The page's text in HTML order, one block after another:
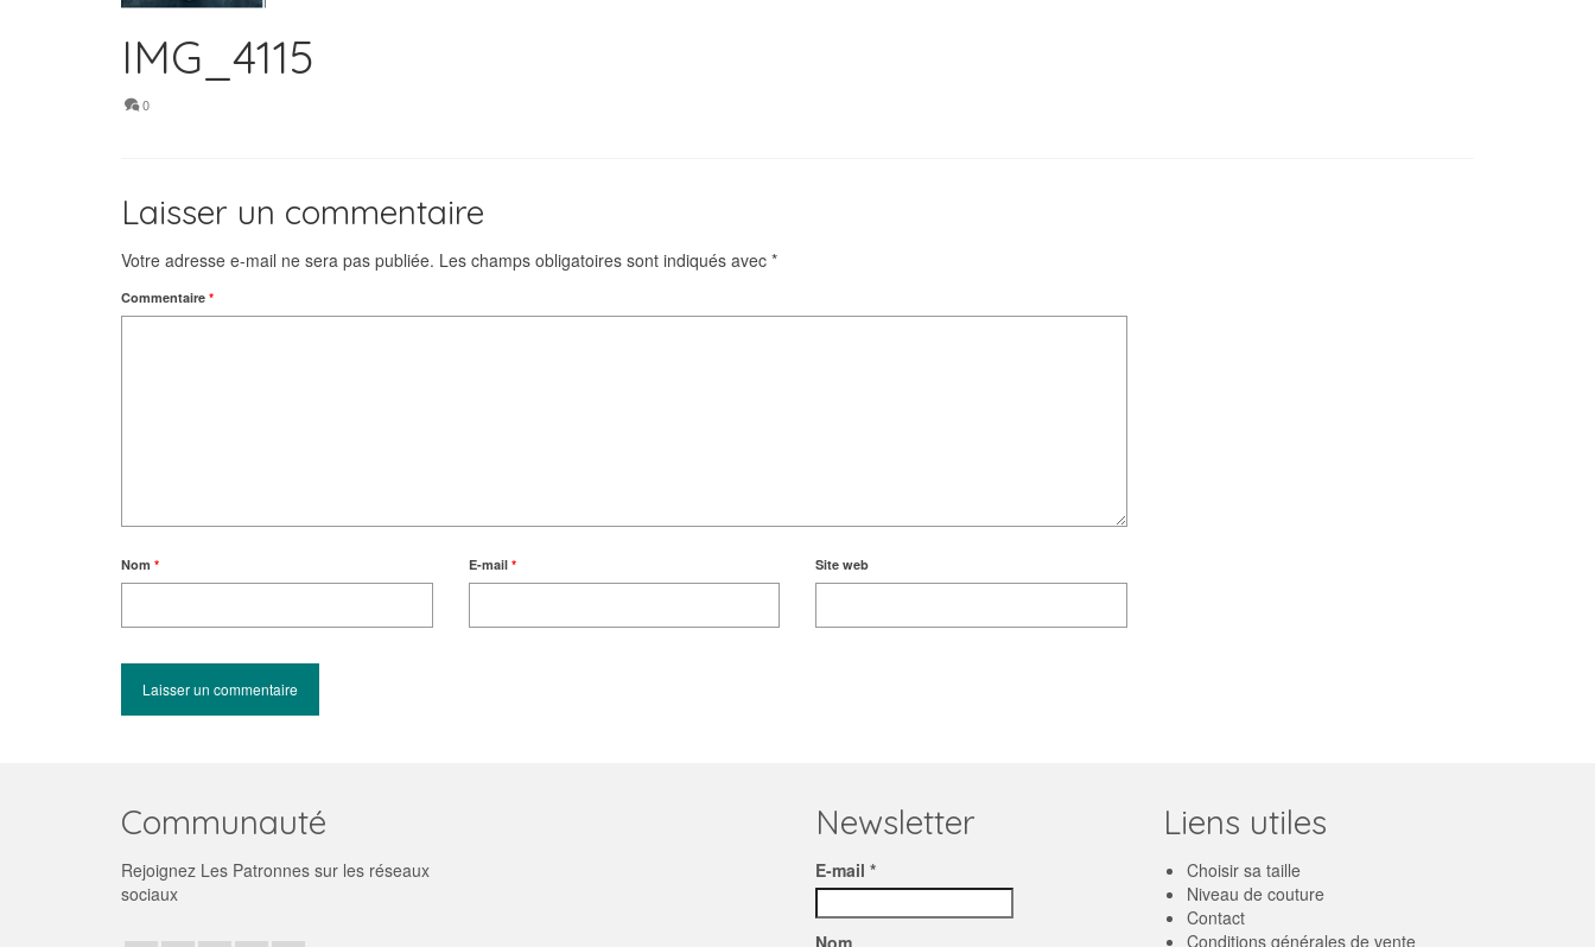
IMG_4115
0
Laisser un commentaire
Votre adresse e-mail ne sera pas publiée. Les champs obligatoires sont indiqués avec *
Commentaire *
Nom * E-mail * Site web
Communauté
Rejoignez Les Patronnes sur les réseaux
sociaux
Newsletter
E-mail *
Nom
Liens utiles
Choisir sa taille
Niveau de couture
Contact
Conditions générales de vente